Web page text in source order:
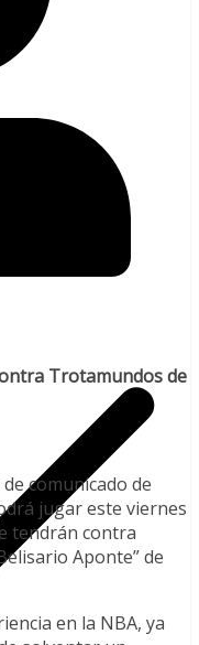
Trotamundos de
comunicado de
jugar este viernes
tendrán contra
Aponte” de
en la NBA, ya